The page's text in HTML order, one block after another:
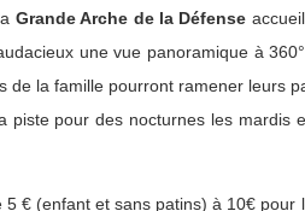
Grande Arche de la Défense
une vue panoramique à
la famille pourront ramener leurs
pour des nocturnes les mardis
5 € (enfant et sans patins) à 10€ pour